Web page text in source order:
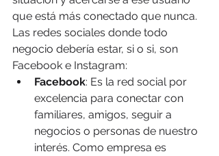
que está más conectado que nunca.
Las redes sociales donde todo
negocio debería estar, si o si, son
Facebook e Instagram:
Facebook: Es la red social por
excelencia para conectar con
familiares, amigos, seguir a
negocios o personas de nuestro
interés. Como empresa es